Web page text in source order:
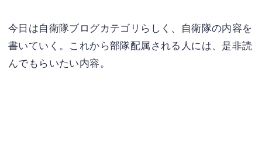
今日は自衛隊ブログカテゴリらしく、自衛隊の内容を
書いていく。これから部隊配属される人には、是非読
んでもらいたい内容。